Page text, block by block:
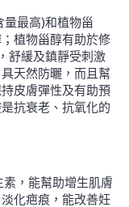
量最高)和植物甾
植物甾醇有助於修
舒緩及鎮靜受刺激
天然防曬，而且幫
皮膚彈性及有助預
抗衰老、抗氧化的
，能幫助增生肌膚
化疤痕，能改善妊